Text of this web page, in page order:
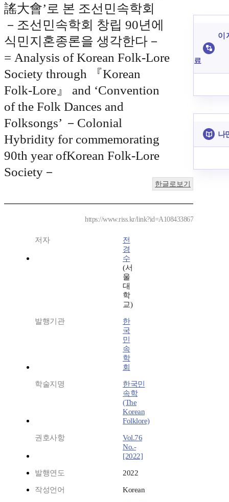
謠大會’로 본 조선민속학회
－조선민속학회 창립 90년에
식민지혼종론을 생각한다－
= Analysis of Korean Folk-Lore
Society through 『Korean
Folk-Lore』 and ‘Convention
of the Folk Dances and
Folksongs’ －Colonial
Hybridity for commemorating
90th year ofKorean Folk-Lore
Society－
한글로보기
https://www.riss.kr/link?id=A108433867
저자
전
경
수
(서
울
대
학
교)
발행기관
한
국
민
속
학
회
학술지명
한국민
속학
(The
Korean
Folklore)
권호사항
Vol.76
No.-
[2022]
발행연도 2022
작성언어 Korean
이
료
나